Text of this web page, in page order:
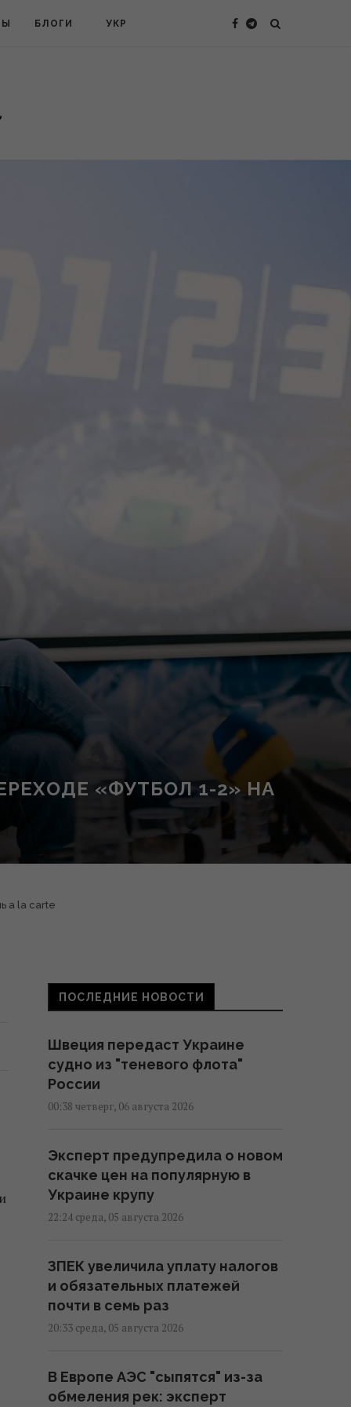
БЛОГИ УКР
«ФУТБОЛ 1-2» НА
а la carte
и
ПОСЛЕДНИЕ НОВОСТИ
Швеция передаст Украине
судно из "теневого флота"
России
00:38 четверг, 06 августа 2026
Эксперт предупредила о новом
скачке цен на популярную в
Украине крупу
22:24 среда, 05 августа 2026
ЗПЕК увеличила уплату налогов
и обязательных платежей
почти в семь раз
20:33 среда, 05 августа 2026
В Европе АЭС "сыпятся" из-за
обмеления рек: эксперт